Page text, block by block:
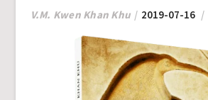
V.M. Kwen Khan Khu 2019-07-16